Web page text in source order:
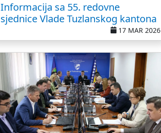
Informacija sa 55. redovne
sjednice Vlade Tuzlanskog kantona
17 MAR 2026